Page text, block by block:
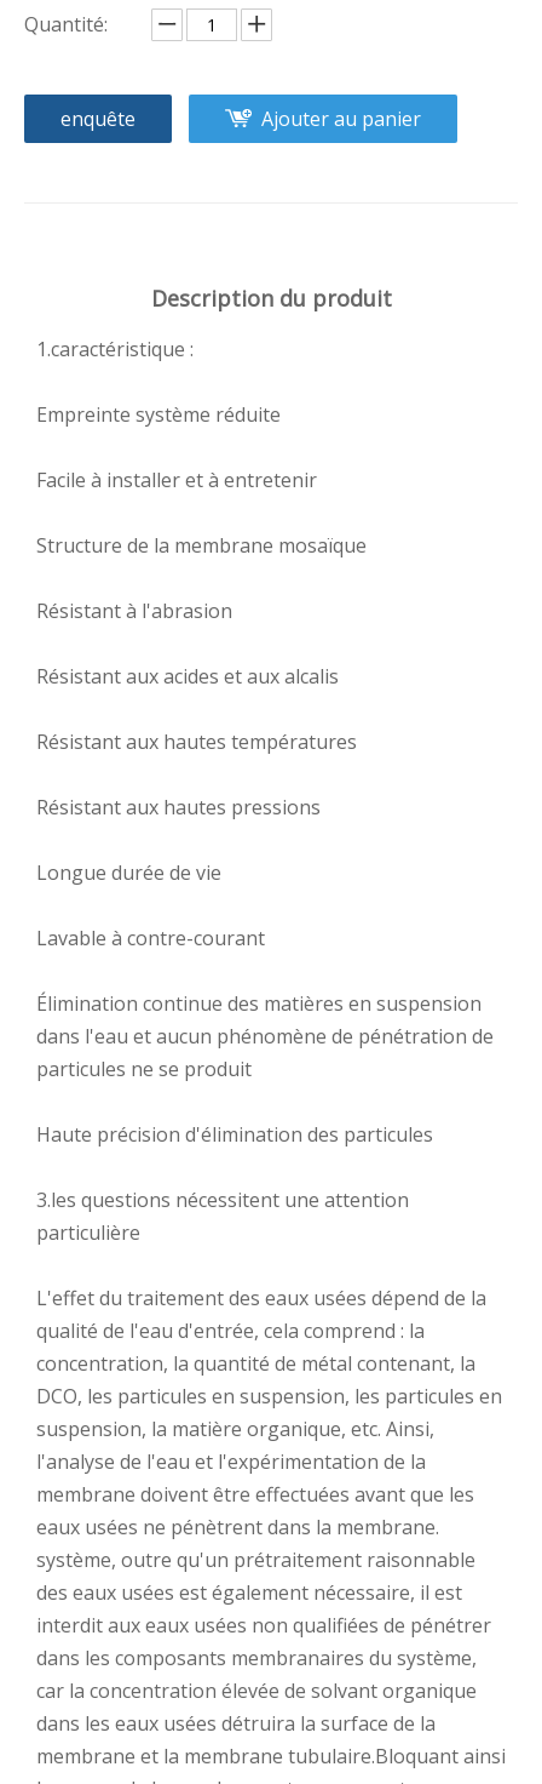
Quantité:
enquête Ajouter au panier
Description du produit
1.caractéristique :
Empreinte système réduite
Facile à installer et à entretenir
Structure de la membrane mosaïque
Résistant à l'abrasion
Résistant aux acides et aux alcalis
Résistant aux hautes températures
Résistant aux hautes pressions
Longue durée de vie
Lavable à contre-courant
Élimination continue des matières en suspension
dans l'eau et aucun phénomène de pénétration de
particules ne se produit
Haute précision d'élimination des particules
3.les questions nécessitent une attention
particulière
L'effet du traitement des eaux usées dépend de la
qualité de l'eau d'entrée, cela comprend : la
concentration, la quantité de métal contenant, la
DCO, les particules en suspension, les particules en
suspension, la matière organique, etc. Ainsi,
l'analyse de l'eau et l'expérimentation de la
membrane doivent être effectuées avant que les
eaux usées ne pénètrent dans la membrane.
système, outre qu'un prétraitement raisonnable
des eaux usées est également nécessaire, il est
interdit aux eaux usées non qualifiées de pénétrer
dans les composants membranaires du système,
car la concentration élevée de solvant organique
dans les eaux usées détruira la surface de la
membrane et la membrane tubulaire.Bloquant ainsi